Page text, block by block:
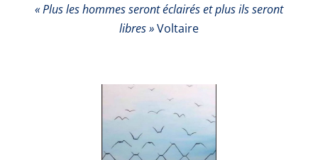
« Plus les hommes seront éclairés et plus ils seront
libres »Voltaire